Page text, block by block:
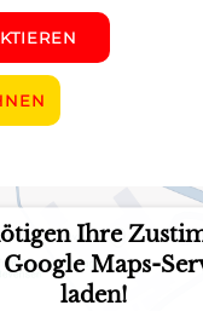
Ihre
Maps-
laden!